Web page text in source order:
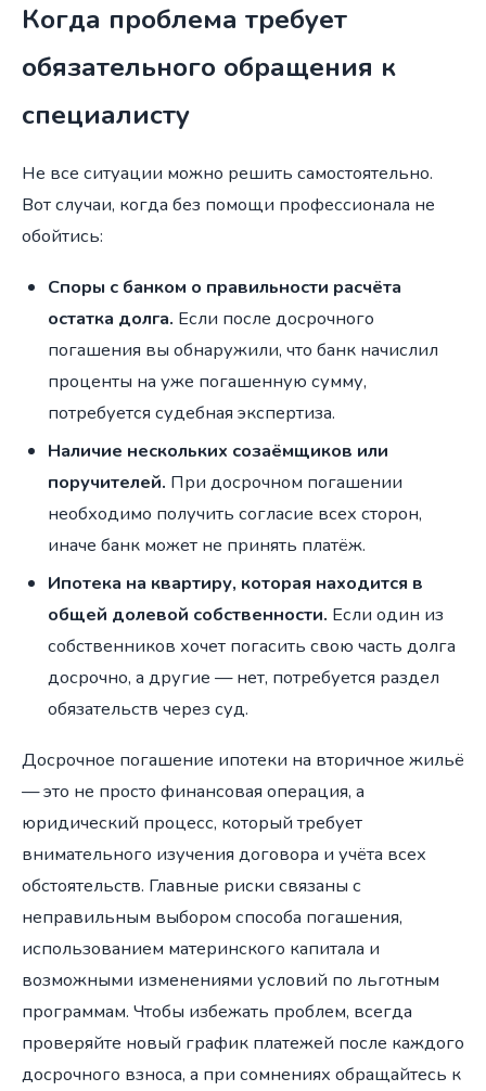
Когда проблема требует
обязательного обращения к
специалисту
Не все ситуации можно решить самостоятельно.
Вот случаи, когда без помощи профессионала не
обойтись:
Споры с банком о правильности расчёта
остатка долга. Если после досрочного
погашения вы обнаружили, что банк начислил
проценты на уже погашенную сумму,
потребуется судебная экспертиза.
Наличие нескольких созаёмщиков или
поручителей. При досрочном погашении
необходимо получить согласие всех сторон,
иначе банк может не принять платёж.
Ипотека на квартиру, которая находится в
общей долевой собственности. Если один из
собственников хочет погасить свою часть долга
досрочно, а другие — нет, потребуется раздел
обязательств через суд.
Досрочное погашение ипотеки на вторичное жильё
— это не просто финансовая операция, а
юридический процесс, который требует
внимательного изучения договора и учёта всех
обстоятельств. Главные риски связаны с
неправильным выбором способа погашения,
использованием материнского капитала и
возможными изменениями условий по льготным
программам. Чтобы избежать проблем, всегда
проверяйте новый график платежей после каждого
досрочного взноса, а при сомнениях обращайтесь к